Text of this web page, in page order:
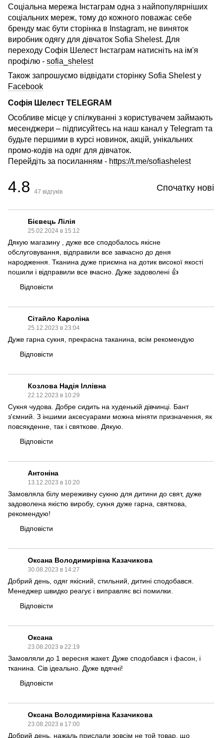
Соціальна мережа Інстаграм одна з найпопулярніших
соціальних мереж, тому до кожного поважає себе
бренду має бути сторінка в Instagram, не виняток
виробник одягу для дівчаток Sofia Shelest. Для
переходу Софія Шелест Інстаграм натисніть на ім'я
профілю - sofia_shelest
Також запрошуємо відвідати сторінку Sofia Shelest у
Facebook
Софія Шелест TELEGRAM
Особливе місце у спілкуванні з користувачем займають
месенджери – підписуйтесь на наш канал у Telegram та
будьте першими в курсі новинок, акцій, унікальних
промо-кодів на одяг для дівчаток.
Перейдіть за посиланням - https://t.me/sofiashelest
4.8 47 відгуків Спочатку нові
Бієвець Лілія
25.02.2024 в 15:12
Дякую магазину , дуже все сподобалось якісне
обслуговування, відправили все завчасно до деня
народження. Тканина дуже приємна на дотик високої якості
пошили і відправили все вчасно. Дуже задоволені 👍
Відповісти
Сітайло Кароліна
25.12.2023 в 23:04
Дуже гарна сукня, прекрасна таканина, всім рекомендую
Відповісти
Козлова Надія Іллівна
22.12.2023 в 10:29
Сукня чудова. Добре сидить на худенькій дівчинці. Бант
з'ємний. З іншими аксесуарами можна міняти призначення, як
повсякденне, так і святкове. Дякую.
Відповісти
Антоніна
13.12.2023 в 10:20
Замовляла білу мереживну сукню для дитини до свят, дуже
задоволена якістю виробу, сукня дуже гарна, святкова,
рекомендую!
Відповісти
Оксана Володимирівна Казачикова
30.08.2023 в 14:27
Добрий день, одяг якісний, стильний, дитині сподобався.
Менеджер швидко реагує і виправляє всі помилки.
Відповісти
Оксана
23.08.2023 в 22:19
Замовляли до 1 вересня жакет. Дуже сподобався і фасон, і
тканина. Сів ідеально. Дуже вдячні!
Відповісти
Оксана Володимирівна Казачикова
23.08.2023 в 17:00
Добрий день, нажаль прислали зовсім не той товар, що